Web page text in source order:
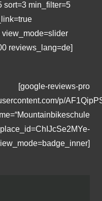
sort=3 min_filter=5
view_mode=slider
reviews_lang=de]
[google-reviews-pro
p/